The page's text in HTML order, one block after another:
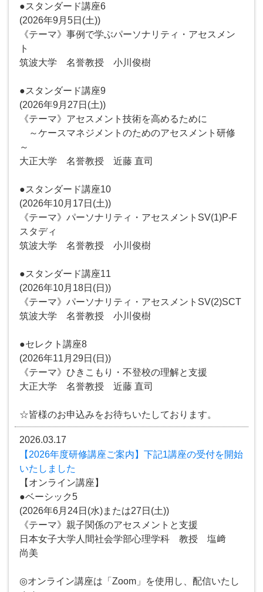
●スタンダード講座6
(2026年9月5日(土))
《テーマ》事例で学ぶパーソナリティ・アセスメン
ト
筑波大学 名誉教授 小川俊樹
●スタンダード講座9
(2026年9月27日(土))
《テーマ》アセスメント技術を高めるために
～ケースマネジメントのためのアセスメント研修
～
大正大学 名誉教授 近藤 直司
●スタンダード講座10
(2026年10月17日(土))
《テーマ》パーソナリティ・アセスメントSV(1)P-F
スタディ
筑波大学 名誉教授 小川俊樹
●スタンダード講座11
(2026年10月18日(日))
《テーマ》パーソナリティ・アセスメントSV(2)SCT
筑波大学 名誉教授 小川俊樹
●セレクト講座8
(2026年11月29日(日))
《テーマ》ひきこもり・不登校の理解と支援
大正大学 名誉教授 近藤 直司
☆皆様のお申込みをお待ちいたしております。
2026.03.17
【2026年度研修講座ご案内】下記1講座の受付を開始
いたしました
【オンライン講座】
●ベーシック5
(2026年6月24日(水)または27日(土))
《テーマ》親子関係のアセスメントと支援
日本女子大学人間社会学部心理学科 教授 塩﨑
尚美
◎オンライン講座は「Zoom」を使用し、配信いたし